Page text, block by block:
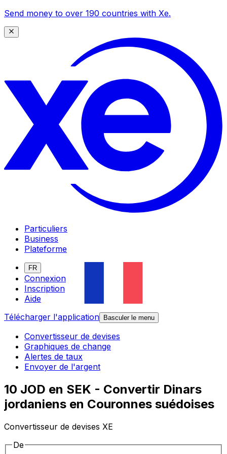
Send money to over 190 countries with Xe.
Particuliers
Business
Plateforme
FR
Connexion
Inscription
Aide
Télécharger l'application
Basculer le menu
Convertisseur de devises
Graphiques de change
Alertes de taux
Envoyer de l'argent
10 JOD en SEK - Convertir Dinars
jordaniens en Couronnes suédoises
Convertisseur de devises XE
De